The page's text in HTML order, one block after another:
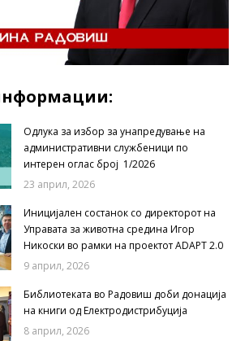
Одлука за избор за унапредување на
административни службеници по
интерен оглас број 1/2026
23 април, 2026
Иницијален состанок со директорот на
Управата за животна средина Игор
Никоски во рамки на проектот ADAPT 2.0
9 април, 2026
Библиотеката во Радовиш доби донација
на книги од Електродистрибуција
8 април, 2026